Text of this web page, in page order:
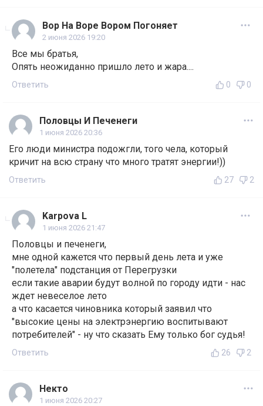
Вор На Воре Вором Погоняет
2 июня 2026 19:20
Все мы братья,
Опять неожиданно пришло лето и жара....
Ответить 0 0
Половцы И Печенеги
1 июня 2026 20:36
Его люди министра подожгли, того чела, который
кричит на всю страну что много тратят энергии!))
Ответить 27 2
Karpova L
1 июня 2026 21:47
Половцы и печенеги,
мне одной кажется что первый день лета и уже
"полетела" подстанция от Перегрузки
если такие аварии будут волной по городу идти - нас
ждет невеселое лето
а что касается чиновника который заявил что
"высокие цены на электрэнергию воспитывают
потребителей" - ну что сказать Ему только бог судья!
Ответить 26 2
Некто
1 июня 2026 20:27